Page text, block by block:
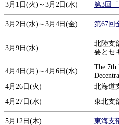
3月1日(火)～3月2日(水) 第3回
3月2日(水)～3月4日(金) 第67回
3月9日(水)
北陸支
要とセ
4月4日(月)～4月6日(水)
The 7th
4月26日(火)
北海道
4月27日(水)
東北支
5月12日(木) 東海支